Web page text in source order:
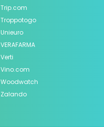
Trip.com
Troppotogo
Unieuro
VERAFARMA
Verti
Vino.com
Woodwatch
Zalando